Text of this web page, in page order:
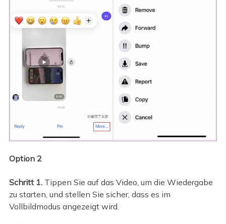
Option 2
Schritt 1.Tippen Sie auf das Video, um die Wiedergabe
zu starten, und stellen Sie sicher, dass es im
Vollbildmodus angezeigt wird.